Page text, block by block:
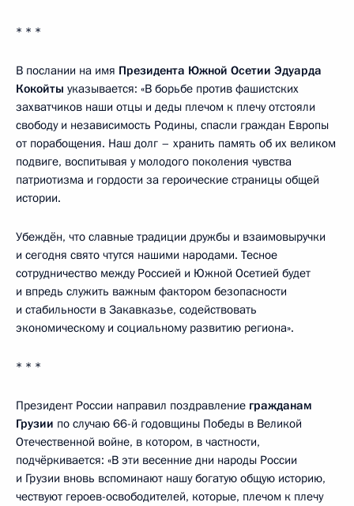
* * *
В послании на имя Президента Южной Осетии Эдуарда
Кокойты указывается: «В борьбе против фашистских
захватчиков наши отцы и деды плечом к плечу отстояли
свободу и независимость Родины, спасли граждан Европы
от порабощения. Наш долг – хранить память об их великом
подвиге, воспитывая у молодого поколения чувства
патриотизма и гордости за героические страницы общей
истории.
Убеждён, что славные традиции дружбы и взаимовыручки
и сегодня свято чтутся нашими народами. Тесное
сотрудничество между Россией и Южной Осетией будет
и впредь служить важным фактором безопасности
и стабильности в Закавказье, содействовать
экономическому и социальному развитию региона».
* * *
Президент России направил поздравление гражданам
Грузии по случаю 66-й годовщины Победы в Великой
Отечественной войне, в котором, в частности,
подчёркивается: «В эти весенние дни народы России
и Грузии вновь вспоминают нашу богатую общую историю,
чествуют героев-освободителей, которые, плечом к плечу